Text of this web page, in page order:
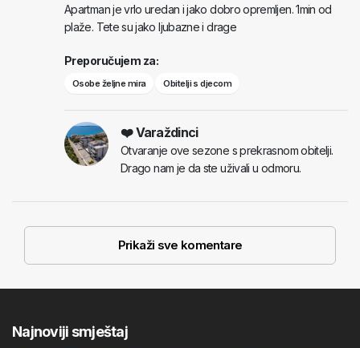
Apartman je vrlo uredan i jako dobro opremljen. 1min od
plaže. Tete su jako ljubazne i drage
Preporučujem za:
Osobe željne mira Obitelji s djecom
❤️ Varaždinci
Otvaranje ove sezone s prekrasnom obitelji.
Drago nam je da ste uživali u odmoru.
Prikaži sve komentare
Najnoviji smještaj